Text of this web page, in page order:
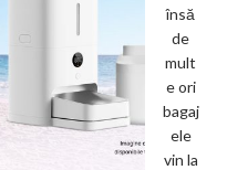
însă
de
mult
e ori
bagaj
ele
vin la